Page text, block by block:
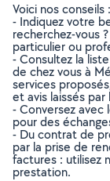
Voici nos conseils :
- Indiquez votre
recherchez-vous
particulier ou
- Consultez la
de chez vous à
services
et avis laissés par
- Conversez avec
pour des
- Du contrat de
par la prise de
factures : utilisez
prestation.